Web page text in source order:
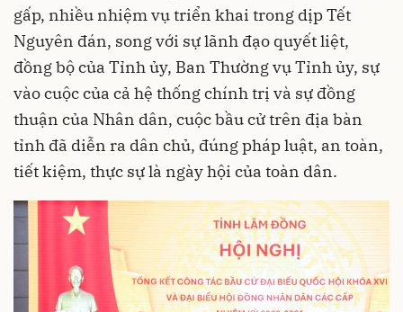
gấp, nhiều nhiệm vụ triển khai trong dịp Tết
Nguyên đán, song với sự lãnh đạo quyết liệt,
đồng bộ của Tỉnh ủy, Ban Thường vụ Tỉnh ủy, sự
vào cuộc của cả hệ thống chính trị và sự đồng
thuận của Nhân dân, cuộc bầu cử trên địa bàn
tỉnh đã diễn ra dân chủ, đúng pháp luật, an toàn,
tiết kiệm, thực sự là ngày hội của toàn dân.